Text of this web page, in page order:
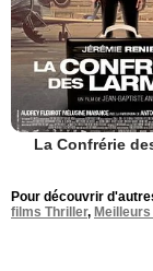
La Confrérie
Pour découvrir
films Thriller,